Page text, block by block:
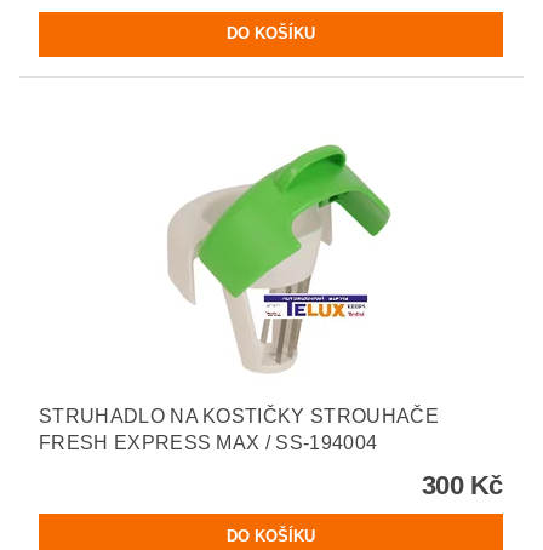
STRUHADLO NA KOSTIČKY STROUHAČE
FRESH EXPRESS MAX / SS-194004
300 Kč